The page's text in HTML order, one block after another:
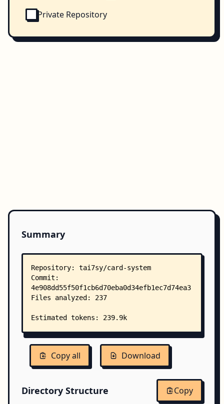
Private Repository
Summary
Copy all Download
Directory Structure Copy